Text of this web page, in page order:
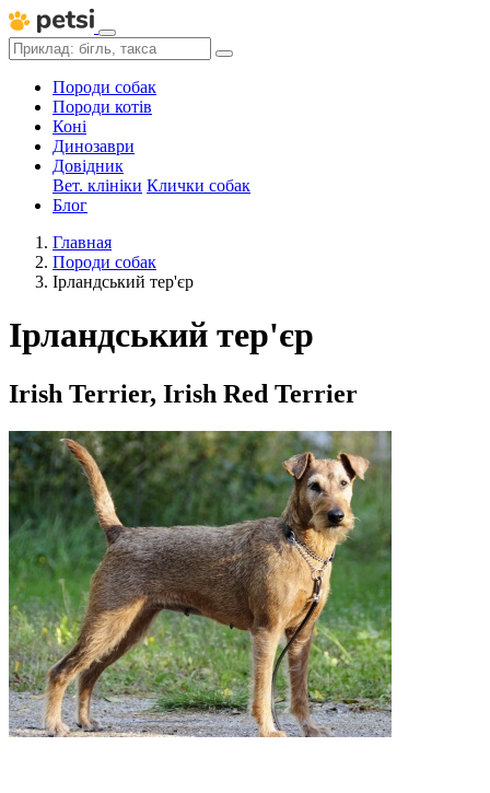
Породи собак
Породи котів
Коні
Динозаври
Довідник
Вет. клініки Клички собак
Блог
Главная
Породи собак
Ірландський тер'єр
Ірландський тер'єр
Irish Terrier, Irish Red Terrier